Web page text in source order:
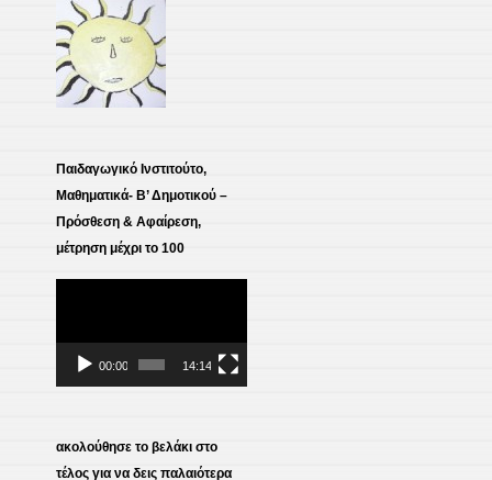
page
Παιδαγωγικό Ινστιτούτο,
Μαθηματικά- Β’ Δημοτικού –
Πρόσθεση & Αφαίρεση,
μέτρηση μέχρι το 100
Βίντεο
00:00 14:14
ακολούθησε το βελάκι στο
τέλος για να δεις παλαιότερα